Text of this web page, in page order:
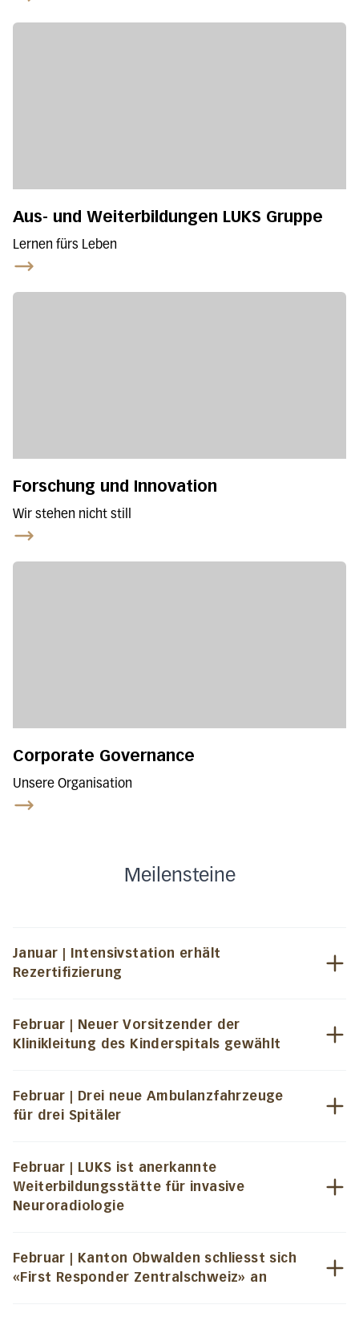
Aus- und Weiterbildungen LUKS Gruppe
Lernen fürs Leben
Forschung und Innovation
Wir stehen nicht still
Corporate Governance
Unsere Organisation
Meilensteine
Januar | Intensivstation erhält
Rezertifizierung
Februar | Neuer Vorsitzender der
Klinikleitung des Kinderspitals gewählt
Februar | Drei neue Ambulanzfahrzeuge
für drei Spitäler
Februar | LUKS ist anerkannte
Weiterbildungsstätte für invasive
Neuroradiologie
Februar | Kanton Obwalden schliesst sich
«First Responder Zentralschweiz» an